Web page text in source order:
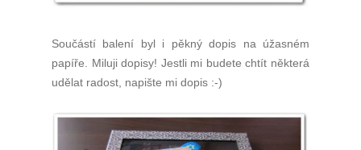
Součástí balení byl i pěkný dopis na úžasném
papíře. Miluji dopisy! Jestli mi budete chtít některá
udělat radost, napište mi dopis :-)